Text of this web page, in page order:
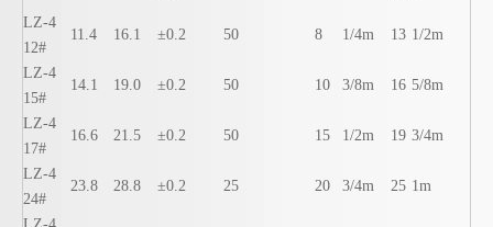
LZ-4
12#
11.4 16.1 ±0.2 50 8 1/4m 13 1/2m
LZ-4
15#
14.1 19.0 ±0.2 50 10 3/8m 16 5/8m
LZ-4
17#
16.6 21.5 ±0.2 50 15 1/2m 19 3/4m
LZ-4
24#
23.8 28.8 ±0.2 25 20 3/4m 25 1m